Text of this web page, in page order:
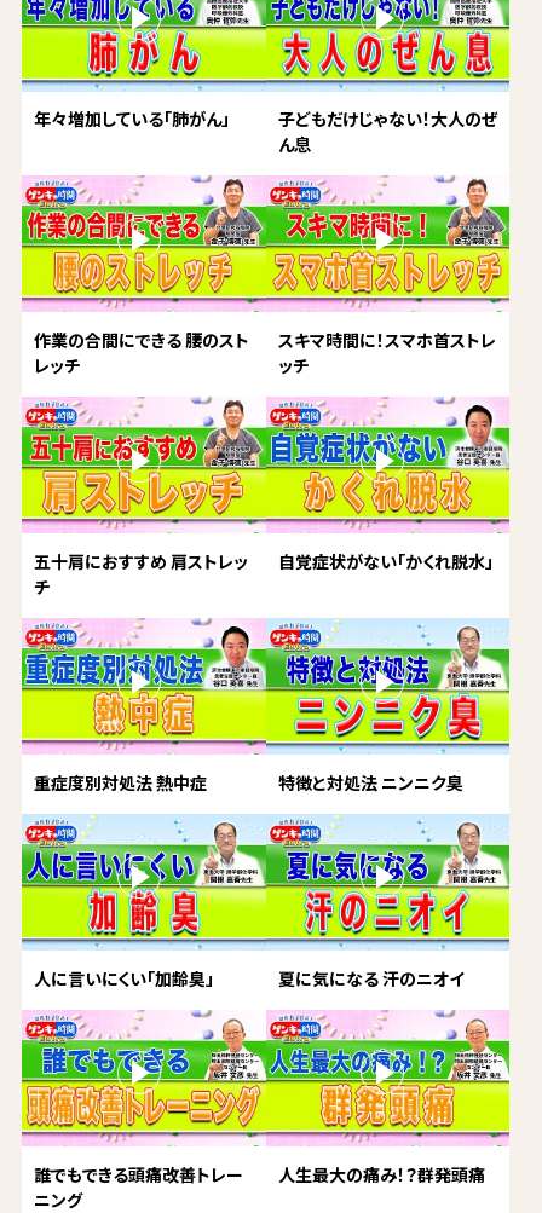
年々増加している「肺がん」
子どもだけじゃない！大人のぜ
ん息
作業の合間にできる 腰のスト
レッチ
スキマ時間に！スマホ首ストレ
ッチ
五十肩におすすめ 肩ストレッ
チ
自覚症状がない「かくれ脱水」
重症度別対処法 熱中症 特徴と対処法 ニンニク臭
人に言いにくい「加齢臭」 夏に気になる 汗のニオイ
誰でもできる頭痛改善トレー
ニング
人生最大の痛み！？群発頭痛